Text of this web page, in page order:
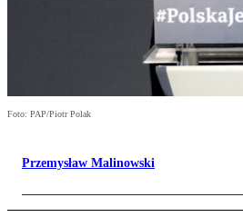
Foto: PAP/Piotr Polak
Przemysław Malinowski